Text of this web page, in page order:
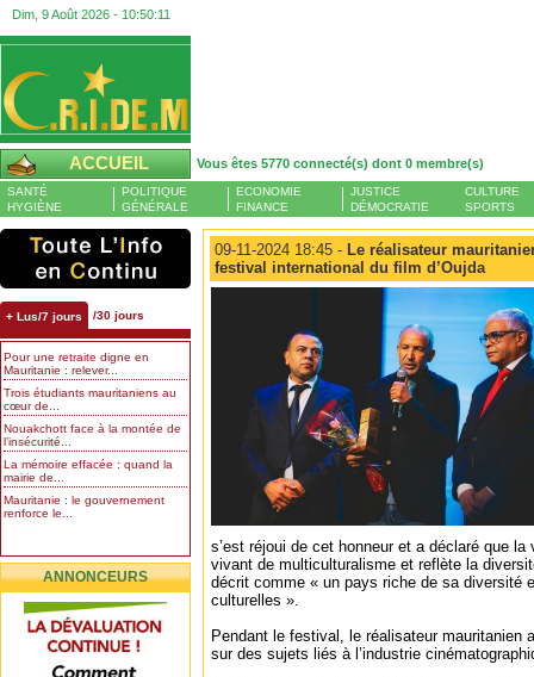
Dim, 9 Août 2026 - 10:50:12
ACCUEIL Vous êtes 5770 connecté(s) dont 0 membre(s)
SANTÉ
HYGIÈNE
POLITIQUE
GÉNÉRALE
ECONOMIE
FINANCE
JUSTICE
DÉMOCRATIE
CULTURE
SPORTS
+ Lus/7 jours /30 jours
Pour une retraite digne en
Mauritanie : relever...
Trois étudiants mauritaniens au
cœur de...
Nouakchott face à la montée de
l’insécurité...
La mémoire effacée : quand la
mairie de...
Mauritanie : le gouvernement
renforce le...
ANNONCEURS
09-11-2024 18:45 - Le réalisateur
festival international du film d’Oujda
s’est réjoui de cet honneur et a déclaré que la
vivant de multiculturalisme et reflète la
décrit comme « un pays riche de sa diversité
culturelles ».
Pendant le festival, le réalisateur mauritanien
sur des sujets liés à l’industrie